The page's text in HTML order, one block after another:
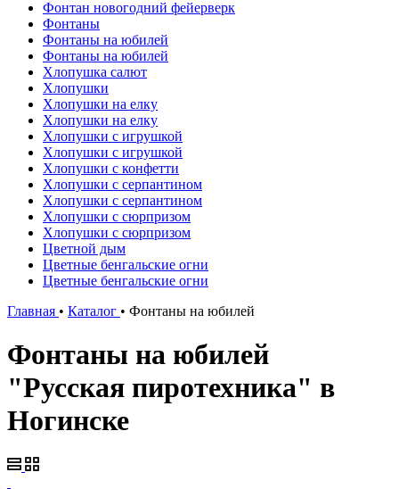
Фонтан новогодний фейерверк
Фонтаны
Фонтаны на юбилей
Фонтаны на юбилей
Хлопушка салют
Хлопушки
Хлопушки на елку
Хлопушки на елку
Хлопушки с игрушкой
Хлопушки с игрушкой
Хлопушки с конфетти
Хлопушки с серпантином
Хлопушки с серпантином
Хлопушки с сюрпризом
Хлопушки с сюрпризом
Цветной дым
Цветные бенгальские огни
Цветные бенгальские огни
Главная • Каталог • Фонтаны на юбилей
Фонтаны на юбилей
"Русская пиротехника" в
Ногинске